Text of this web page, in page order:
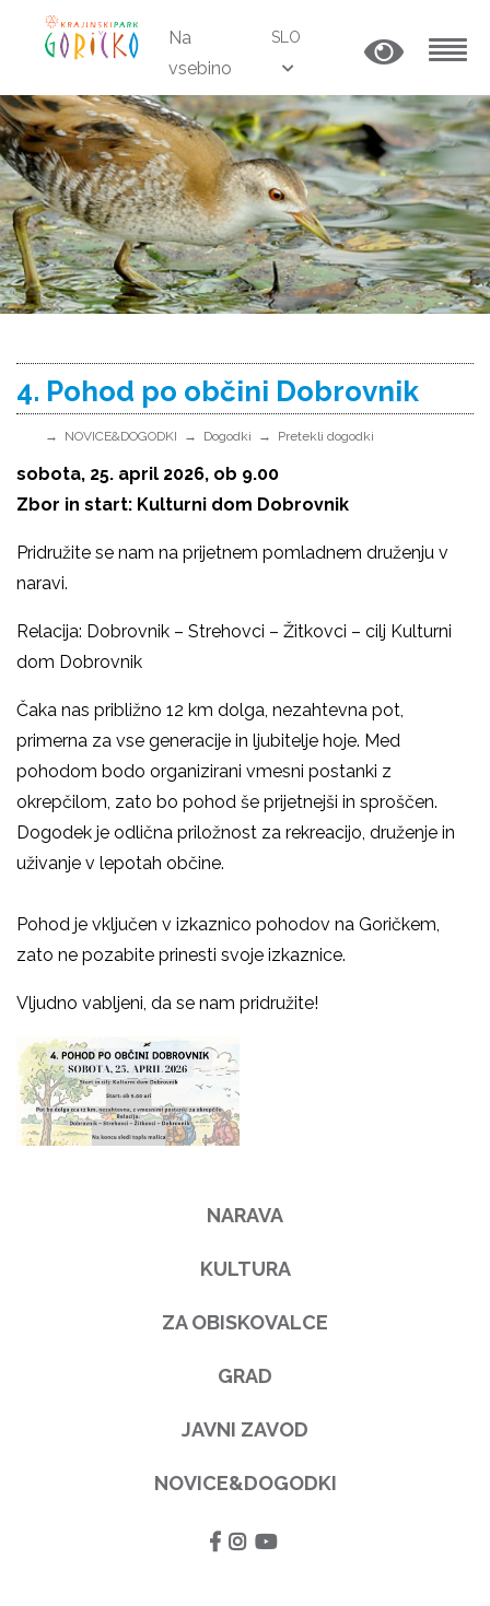
Na
vsebino
SLO
4. Pohod po občini Dobrovnik
NOVICE&DOGODKI Dogodki Pretekli dogodki
sobota, 25. april 2026, ob 9.00
Zbor in start: Kulturni dom Dobrovnik
Pridružite se nam na prijetnem pomladnem druženju v
naravi.
Relacija: Dobrovnik – Strehovci – Žitkovci – cilj Kulturni
dom Dobrovnik
Čaka nas približno 12 km dolga, nezahtevna pot,
primerna za vse generacije in ljubitelje hoje. Med
pohodom bodo organizirani vmesni postanki z
okrepčilom, zato bo pohod še prijetnejši in sproščen.
Dogodek je odlična priložnost za rekreacijo, druženje in
uživanje v lepotah občine.
Pohod je vključen v izkaznico pohodov na Goričkem,
zato ne pozabite prinesti svoje izkaznice.
Vljudno vabljeni, da se nam pridružite!
NARAVA
KULTURA
ZA OBISKOVALCE
GRAD
JAVNI ZAVOD
NOVICE&DOGODKI